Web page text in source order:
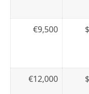
€9,500
€12,000